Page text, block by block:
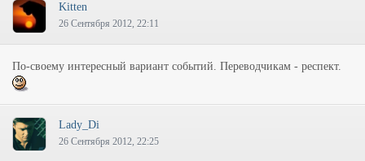
Kitten
26 Сентября 2012, 22:11
По-своему интересный вариант событий. Переводчикам - респект.
Lady_Di
26 Сентября 2012, 22:25